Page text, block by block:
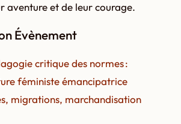
aventure et de leur courage.
Évènement
critique des normes :
féministe émancipatrice
migrations, marchandisation